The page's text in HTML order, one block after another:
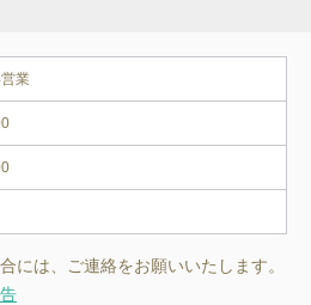
業
には、ご連絡をお願いいたします。